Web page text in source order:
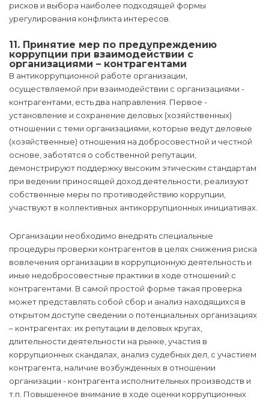
рисков и выбора наиболее подходящей формы
урегулирования конфликта интересов.
11. Принятие мер по предупреждению
коррупции при взаимодействии с
организациями – контрагентами
В антикоррупционной работе организации,
осуществляемой при взаимодействии с организациями -
контрагентами, есть два направления. Первое -
установление и сохранение деловых (хозяйственных)
отношении с теми организациями, которые ведут деловые
(хозяйственные) отношения на добросовестной и честной
основе, заботятся о собственной репутации,
демонстрируют поддержку высоким этическим стандартам
при ведении приносящей доход деятельности, реализуют
собственные меры по противодействию коррупции,
участвуют в коллективных антикоррупционных инициативах.
Организации необходимо внедрять специальные
процедуры проверки контрагентов в целях снижения риска
вовлечения организации в коррупционную деятельность и
иные недобросовестные практики в ходе отношений с
контрагентами. В самой простой форме такая проверка
может представлять собой сбор и анализ находящихся в
открытом доступе сведении о потенциальных организациях
– контрагентах: их репутации в деловых кругах,
длительности деятельности на рынке, участия в
коррупционных скандалах, анализ судебных дел, с участием
контрагента, наличие возбужденных в отношении
организации - контрагента исполнительных производств и
т.п. Повышенное внимание в ходе оценки коррупционных